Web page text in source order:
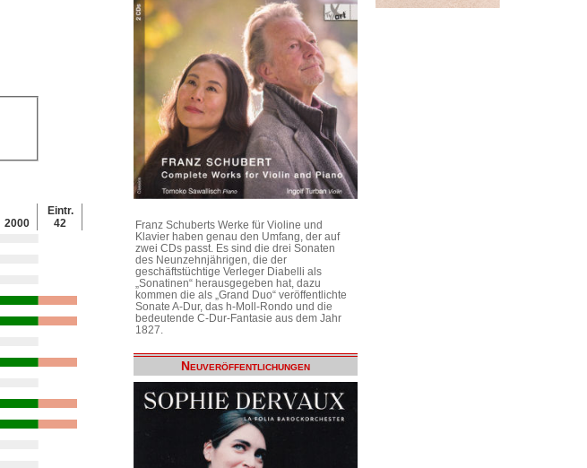
2000
Eintr.
42
Franz Schuberts Werke für Violine und
Klavier haben genau den Umfang, der auf
zwei CDs passt. Es sind die drei Sonaten
des Neunzehnjährigen, die der
geschäftstüchtige Verleger Diabelli als
„Sonatinen“ herausgegeben hat, dazu
kommen die als „Grand Duo“ veröffentlichte
Sonate A-Dur, das h-Moll-Rondo und die
bedeutende C-Dur-Fantasie aus dem Jahr
1827.
Neuveröffentlichungen